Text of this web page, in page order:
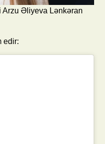
Arzu Əliyeva Lənkəran
edir: